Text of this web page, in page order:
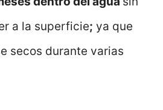
a la superficie; ya que
secos durante varias